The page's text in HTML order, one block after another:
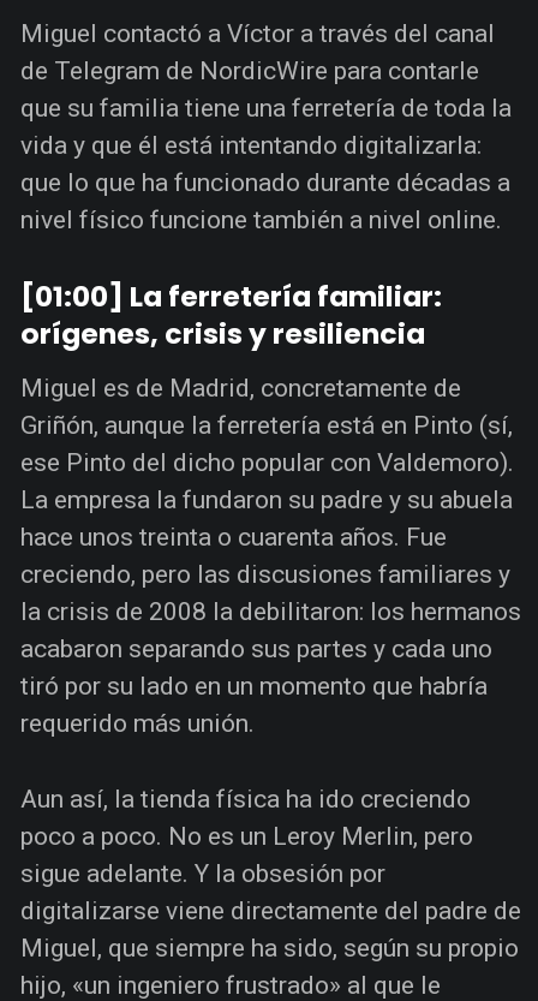
Miguel contactó a Víctor a través del canal
de Telegram de NordicWire para contarle
que su familia tiene una ferretería de toda la
vida y que él está intentando digitalizarla:
que lo que ha funcionado durante décadas a
nivel físico funcione también a nivel online.
[01:00] La ferretería familiar:
orígenes, crisis y resiliencia
Miguel es de Madrid, concretamente de
Griñón, aunque la ferretería está en Pinto (sí,
ese Pinto del dicho popular con Valdemoro).
La empresa la fundaron su padre y su abuela
hace unos treinta o cuarenta años. Fue
creciendo, pero las discusiones familiares y
la crisis de 2008 la debilitaron: los hermanos
acabaron separando sus partes y cada uno
tiró por su lado en un momento que habría
requerido más unión.
Aun así, la tienda física ha ido creciendo
poco a poco. No es un Leroy Merlin, pero
sigue adelante. Y la obsesión por
digitalizarse viene directamente del padre de
Miguel, que siempre ha sido, según su propio
hijo, «un ingeniero frustrado» al que le